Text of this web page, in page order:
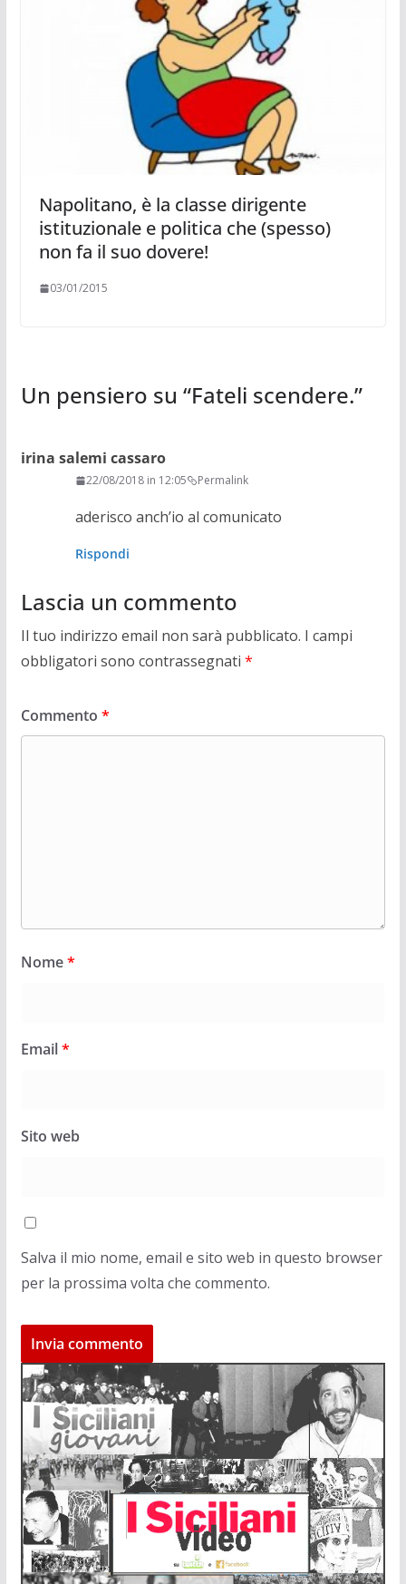
Napolitano, è la classe dirigente
istituzionale e politica che (spesso)
non fa il suo dovere!
03/01/2015
Un pensiero su “Fateli scendere.”
irina salemi cassaro
22/08/2018 in 12:05 Permalink
aderisco anch’io al comunicato
Rispondi
Lascia un commento
Il tuo indirizzo email non sarà pubblicato. I campi
obbligatori sono contrassegnati *
Commento *
Nome*
Email*
Sito web
Salva il mio nome, email e sito web in questo browser
per la prossima volta che commento.